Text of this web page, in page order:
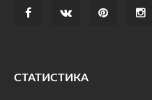
СТАТИСТИКА